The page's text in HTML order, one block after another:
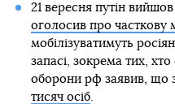
21 вересня путін
оголосив про часткову
мобілізуватимуть
запасі, зокрема тих,
оборони рф заявив, що
тисяч осіб.